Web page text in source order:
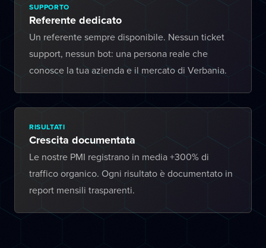
SUPPORTO
Referente dedicato
Un referente sempre disponibile. Nessun ticket
support, nessun bot: una persona reale che
conosce la tua azienda e il mercato di Verbania.
RISULTATI
Crescita documentata
Le nostre PMI registrano in media +300% di
traffico organico. Ogni risultato è documentato in
report mensili trasparenti.